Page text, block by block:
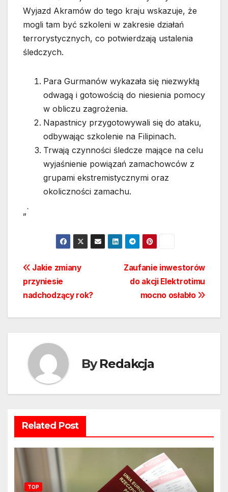
Wyjazd Akramów do tego kraju wskazuje, że
mogli tam być szkoleni w zakresie działań
terrorystycznych, co potwierdzają ustalenia
śledczych.
Para Gurmanów wykazała się niezwykłą
odwagą i gotowością do niesienia pomocy
w obliczu zagrożenia.
Napastnicy przygotowywali się do ataku,
odbywając szkolenie na Filipinach.
Trwają czynności śledcze mające na celu
wyjaśnienie powiązań zamachowców z
grupami ekstremistycznymi oraz
okoliczności zamachu.
„`
Nawigacja
wpisu
Zaufanie inwestorów
do akcji Elektrotimu
mocno osłabło
Jakie zmiany
przyniesie
nadchodzący rok?
ByRedakcja
Related Post
TOP